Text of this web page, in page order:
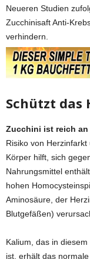
Neueren Studien
Zucchinisaft Anti-
verhindern.
Schützt das
Zucchini ist reich an
Risiko von
Körper hilft, sich
Nahrungsmittel
hohen
Aminosäure, der
Blutgefäßen)
Kalium, das in
ist, erhält das